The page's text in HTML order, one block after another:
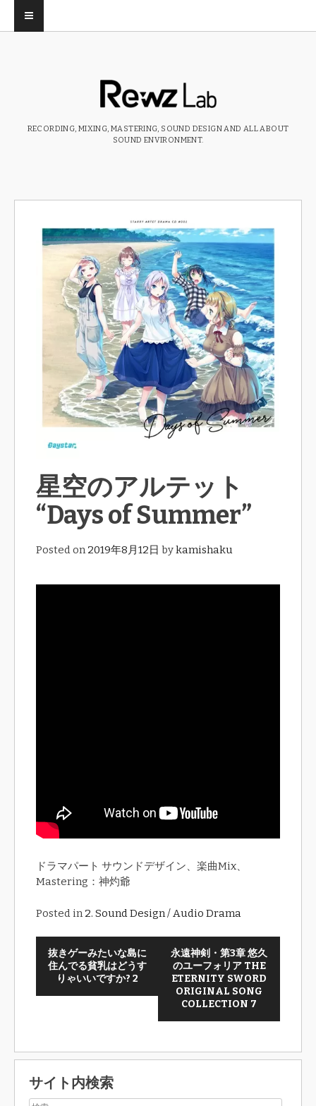
RECORDING, MIXING, MASTERING, SOUND DESIGN AND ALL ABOUT
SOUND ENVIRONMENT.
星空のアルテット
“Days of Summer”
Posted on2019年8月12日 bykamishaku
ドラマパート サウンドデザイン、楽曲Mix、
Mastering：神灼爺
Posted in 2. Sound Design / Audio Drama
抜きゲーみたいな島に
住んでる貧乳はどうす
りゃいいですか? 2
永遠神剣・第3章 悠久
のユーフォリア THE
ETERNITY SWORD
ORIGINAL SONG
COLLECTION 7
サイト内検索